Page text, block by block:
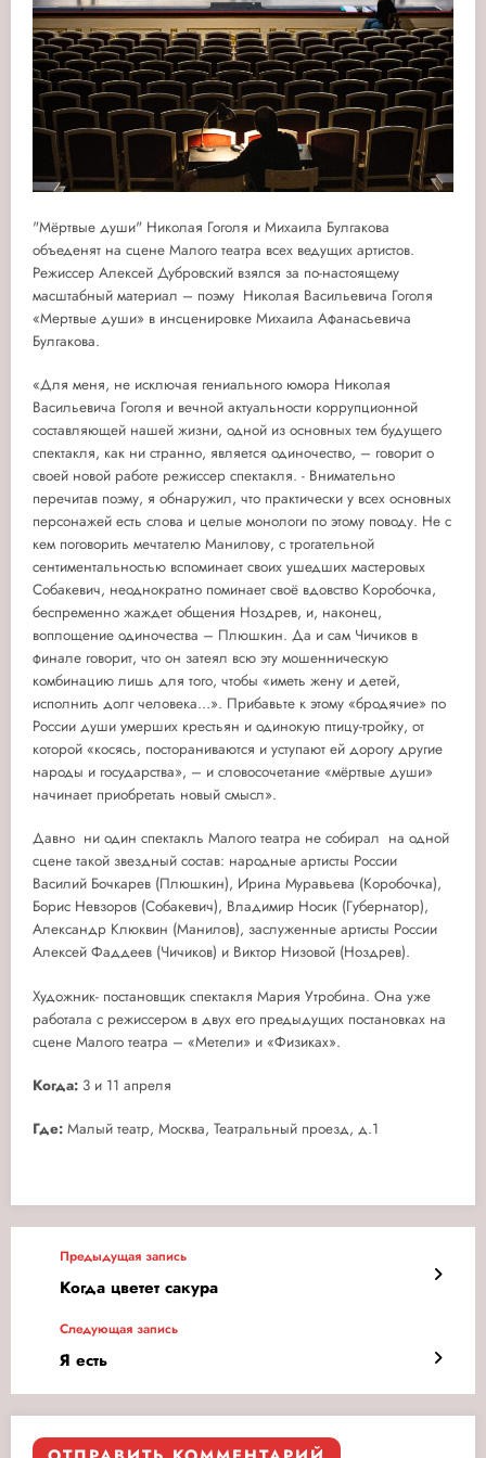
"Мёртвые души" Николая Гоголя и Михаила Булгакова
объеденят на сцене Малого театра всех ведущих артистов.
Режиссер Алексей Дубровский взялся за по-настоящему
масштабный материал – поэму Николая Васильевича Гоголя
«Мертвые души» в инсценировке Михаила Афанасьевича
Булгакова.
«Для меня, не исключая гениального юмора Николая
Васильевича Гоголя и вечной актуальности коррупционной
составляющей нашей жизни, одной из основных тем будущего
спектакля, как ни странно, является одиночество, – говорит о
своей новой работе режиссер спектакля. - Внимательно
перечитав поэму, я обнаружил, что практически у всех основных
персонажей есть слова и целые монологи по этому поводу. Не с
кем поговорить мечтателю Манилову, с трогательной
сентиментальностью вспоминает своих ушедших мастеровых
Собакевич, неоднократно поминает своё вдовство Коробочка,
беспременно жаждет общения Ноздрев, и, наконец,
воплощение одиночества – Плюшкин. Да и сам Чичиков в
финале говорит, что он затеял всю эту мошенническую
комбинацию лишь для того, чтобы «иметь жену и детей,
исполнить долг человека…». Прибавьте к этому «бродячие» по
России души умерших крестьян и одинокую птицу-тройку, от
которой «косясь, постораниваются и уступают ей дорогу другие
народы и государства», – и словосочетание «мёртвые души»
начинает приобретать новый смысл».
Давно ни один спектакль Малого театра не собирал на одной
сцене такой звездный состав: народные артисты России
Василий Бочкарев (Плюшкин), Ирина Муравьева (Коробочка),
Борис Невзоров (Собакевич), Владимир Носик (Губернатор),
Александр Клюквин (Манилов), заслуженные артисты России
Алексей Фаддеев (Чичиков) и Виктор Низовой (Ноздрев).
Художник- постановщик спектакля Мария Утробина. Она уже
работала с режиссером в двух его предыдущих постановках на
сцене Малого театра – «Метели» и «Физиках».
Когда: 3 и 11 апреля
Где: Малый театр, Москва, Театральный проезд, д.1
Предыдущая запись
Когда цветет сакура
Следующая запись
Я есть